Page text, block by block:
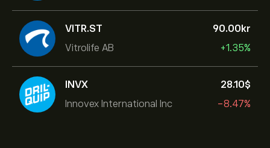
VITR.ST
Vitrolife AB
90.00‎kr‎
+1.35%
INVX
Innovex International Inc
28.10‎$‎
-8.47%